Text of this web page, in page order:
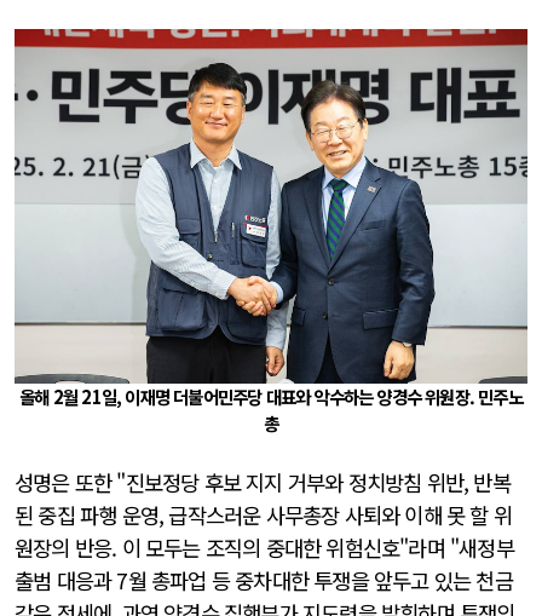
올해 2월 21일, 이재명 더불어민주당 대표와 악수하는 양경수 위원장. 민주노
총
성명은 또한 "진보정당 후보 지지 거부와 정치방침 위반, 반복
된 중집 파행 운영, 급작스러운 사무총장 사퇴와 이해 못 할 위
원장의 반응. 이 모두는 조직의 중대한 위험신호"라며 "새정부
출범 대응과 7월 총파업 등 중차대한 투쟁을 앞두고 있는 천금